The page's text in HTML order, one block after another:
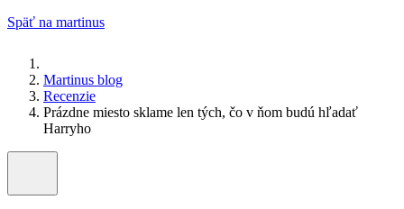
Späť na martinus
Martinus blog
Recenzie
Prázdne miesto sklame len tých, čo v ňom budú hľadať
Harryho